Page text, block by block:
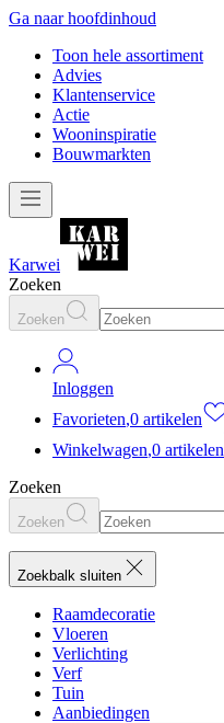
Ga naar hoofdinhoud
Toon hele assortiment
Advies
Klantenservice
Actie
Wooninspiratie
Bouwmarkten
Karwei
Zoeken
Zoeken
Inloggen
Favorieten,0 artikelen
Winkelwagen,0 artikelen
Zoeken
Zoeken
Zoekbalk sluiten
Raamdecoratie
Vloeren
Verlichting
Verf
Tuin
Aanbiedingen